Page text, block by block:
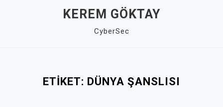
KEREM GÖKTAY
CyberSec
ETIKET: DÜNYA ŞANSLISI